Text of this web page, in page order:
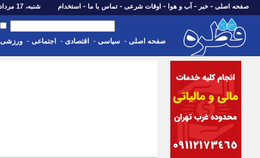
صفحه اصلی - خبر - آب و هوا - اوقات شرعی - تماس با ما - استخدام شنبه، 17 مرداد 1405 - Sat, 08th Aug 2026
صفحه اصلی - سیاسی - اقتصادی - اجتماعی - ورزشی